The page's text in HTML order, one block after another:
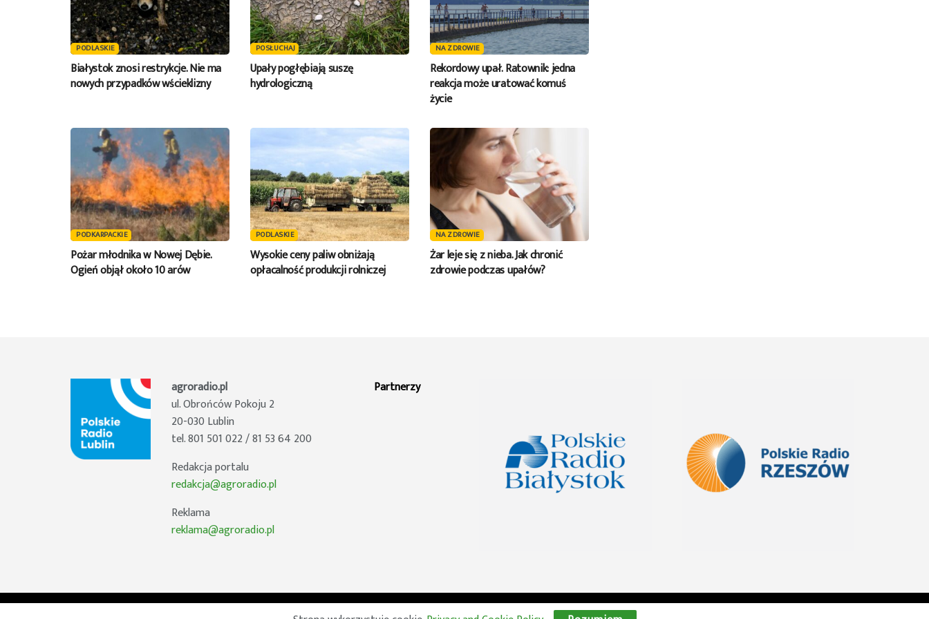
PODLASKIE
Białystok znosi restrykcje. Nie ma
nowych przypadków wścieklizny
POSŁUCHAJ
Upały pogłębiają suszę
hydrologiczną
NA ZDROWIE
Rekordowy upał. Ratownik: jedna
reakcja może uratować komuś
życie
PODKARPACKIE
Pożar młodnika w Nowej Dębie.
Ogień objął około 10 arów
PODLASKIE
Wysokie ceny paliw obniżają
opłacalność produkcji rolniczej
NA ZDROWIE
Żar leje się z nieba. Jak chronić
zdrowie podczas upałów?
agroradio.pl
ul. Obrońców Pokoju 2
20-030 Lublin
tel. 801 501 022 / 81 53 64 200
Redakcja portalu
redakcja@agroradio.pl
Reklama
reklama@agroradio.pl
Partnerzy